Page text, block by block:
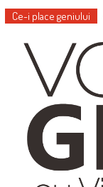
Ce-i place geniului